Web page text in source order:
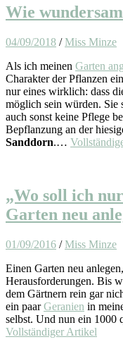
Wie
04/09/2018 /Miss Minze
Als ich meinen Garten
Charakter der Pflanzen
nur eines wirklich: dass
möglich sein würden. Sie
auch sonst keine Pflege
Bepflanzung an der
Sanddorn.…
„Wo soll ich
Garten neu
01/09/2016 /Miss Minze
Einen Garten neu
Herausforderungen. Bis
dem Gärtnern rein gar
ein paarGeranien in
selbst. Und nun ein 1000
Vollständiger Artikel